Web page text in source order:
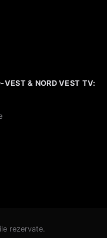
VEST & NORD VEST TV:
rezervate.